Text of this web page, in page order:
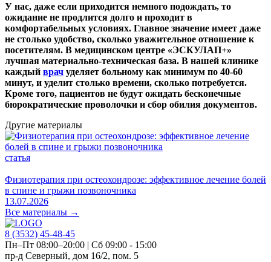
У нас, даже если приходится немного подождать, то
ожидание не продлится долго и проходит в
комфортабельных условиях. Главное значение имеет даже
не столько удобство, сколько уважительное отношение к
посетителям. В медицинском центре «ЭСКУЛАП+»
лучшая материально-техническая база. В нашей клинике
каждый врач уделяет больному как минимум по 40-60
минут, и уделит столько времени, сколько потребуется.
Кроме того, пациентов не будут ожидать бесконечные
бюрократические проволочки и сбор обилия документов.
Другие материалы
статья
Физиотерапия при остеохондрозе: эффективное лечение болей
в спине и грыжи позвоночника
13.07.2026
Все материалы →
8 (3532) 45-48-45
Пн–Пт 08:00–20:00 | Сб 09:00 - 15:00
пр-д Северный, дом 16/2, пом. 5